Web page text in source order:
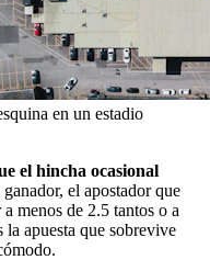
en un estadio
el hincha ocasional
el apostador que
menos de 2.5 tantos o a
la apuesta que sobrevive